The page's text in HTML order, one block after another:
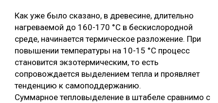
Как уже было сказано, в древесине, длительно
нагреваемой до 160-170 °С в бескислородной
среде, начинается термическое разложение. При
повышении температуры на 10-15 °С процесс
становится экзотермическим, то есть
сопровождается выделением тепла и проявляет
тенденцию к самоподдержанию.
Суммарное тепловыделение в штабеле сравнимо с